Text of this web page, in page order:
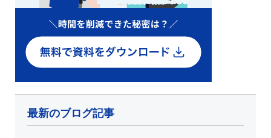
最新のブログ記事